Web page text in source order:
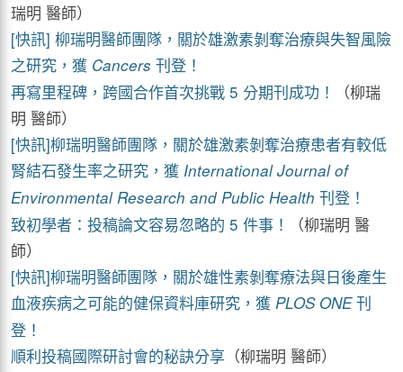
瑞明 醫師）
[快訊] 柳瑞明醫師團隊，關於雄激素剝奪治療與失智風險
之研究，獲 Cancers 刊登！
再寫里程碑，跨國合作首次挑戰 5 分期刊成功！
（柳瑞
明 醫師）
[快訊]柳瑞明醫師團隊，關於雄激素剝奪治療患者有較低
腎結石發生率之研究，獲 International Journal of
Environmental Research and Public Health 刊登！
致初學者：投稿論文容易忽略的 5 件事！
（柳瑞明 醫
師）
[快訊]柳瑞明醫師團隊，關於雄性素剝奪療法與日後產生
血液疾病之可能的健保資料庫研究，獲 PLOS ONE刊
登！
順利投稿國際研討會的秘訣分享 （柳瑞明 醫師）